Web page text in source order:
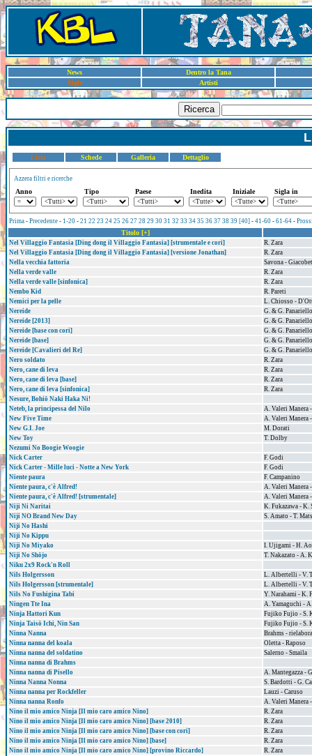
News
Dentro la Tana
Sigle
Artisti
Ricerca
Lista Schede Galleria Dettaglio
Azzera filtri e ricerche
Anno Tipo Paese Inedita Iniziale Sigla in
Prima - Precedente - 1-20 - 21 22 23 24 25 26 27 28 29 30 31 32 33 34 35 36 37 38 39 [40] - 41-60 - 61-64 -
Titolo [+]
Nel Villaggio Fantasia [Ding dong il Villaggio Fantasia] [strumentale e cori]
R. Zara
Nel Villaggio Fantasia [Ding dong il Villaggio Fantasia] [versione Jonathan]
R. Zara
Nella vecchia fattoria
Savona -
Nella verde valle
R. Zara
Nella verde valle [sinfonica]
R. Zara
Nembo Kid
R. Pareti
Nemici per la pelle
L. Chiosso -
Nereide
G. & G.
Nereide [2013]
G. & G.
Nereide [base con cori]
G. & G.
Nereide [base]
G. & G.
Nereide [Cavalieri del Re]
G. & G.
Nero soldato
R. Zara
Nero, cane di leva
R. Zara
Nero, cane di leva [base]
R. Zara
Nero, cane di leva [sinfonica]
R. Zara
Nesure, Bohiō Naki Haka Ni!
Neteb, la principessa del Nilo
A. Valeri Manera
New Five Time
A. Valeri Manera
New G.I. Joe
M. Dorati
New Toy
T. Dolby
Nezumi No Boogie Woogie
Nick Carter
F. Godi
Nick Carter - Mille luci - Notte a New York
F. Godi
Niente paura
F. Campanino
Niente paura, c'è Alfred!
A. Valeri Manera
Niente paura, c'è Alfred! [strumentale]
A. Valeri Manera
Niji Ni Naritai
K. Fukazawa - K.
Niji NO Brand New Day
S. Amato - T.
Niji No Hashi
Niji No Kippu
Niji No Miyako
I. Ujigami - H.
Niji No Shōjo
T. Nakazato - A.
Niku 2x9 Rock'n Roll
Nils Holgersson
L. Albertelli - V.
Nils Holgersson [strumentale]
L. Albertelli - V.
Nils No Fushigina Tabi
Y. Narahami - K.
Ningen Tte Ina
A. Yamaguchi -
Ninja Hattori Kun
Fujiko Fujio - S.
Ninja Taisō Ichi, Nin San
Fujiko Fujio - S.
Ninna Nanna
Brahms -
Ninna nanna del koala
Oletta - Raposo
Ninna nanna del soldatino
Salerno - Smaila
Ninna nanna di Brahms
Ninna nanna di Pisello
A. Mantegazza -
Ninna Nanna Nonna
S. Bardotti - G.
Ninna nanna per Rockfeller
Lauzi - Caruso
Ninna nanna Ronfo
A. Valeri Manera
Nino il mio amico Ninja [Il mio caro amico Nino]
R. Zara
Nino il mio amico Ninja [Il mio caro amico Nino] [base 2010]
R. Zara
Nino il mio amico Ninja [Il mio caro amico Nino] [base con cori]
R. Zara
Nino il mio amico Ninja [Il mio caro amico Nino] [base]
R. Zara
Nino il mio amico Ninja [Il mio caro amico Nino] [provino Riccardo]
R. Zara